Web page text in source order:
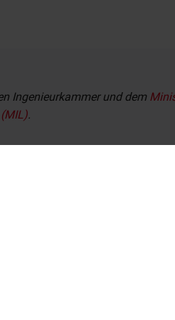
Ingenieurkammer und dem
(MIL).